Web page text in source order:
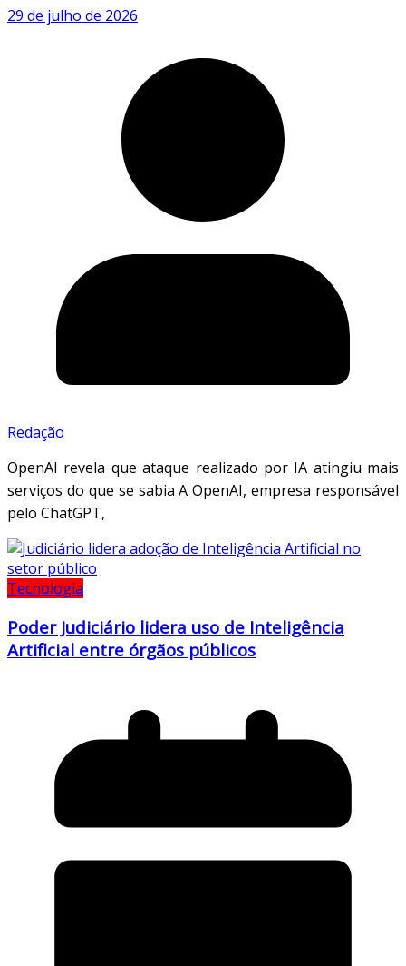
29 de julho de 2026
Redação
OpenAI revela que ataque realizado por IA atingiu mais
serviços do que se sabia A OpenAI, empresa responsável
pelo ChatGPT,
Tecnologia
Poder Judiciário lidera uso de Inteligência
Artificial entre órgãos públicos